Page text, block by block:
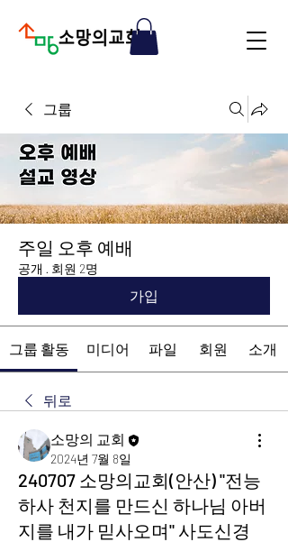
그룹
주일 오후 예배
공개 · 회원 2명
가입
그룹 활동 미디어 파일 회원 소개
뒤로
소망의 교회
2024년 7월 8일
240707 소망의교회(안산) "전능
하사 천지를 만드신 하나님 아버
지를 내가 믿사오며" 사도신경